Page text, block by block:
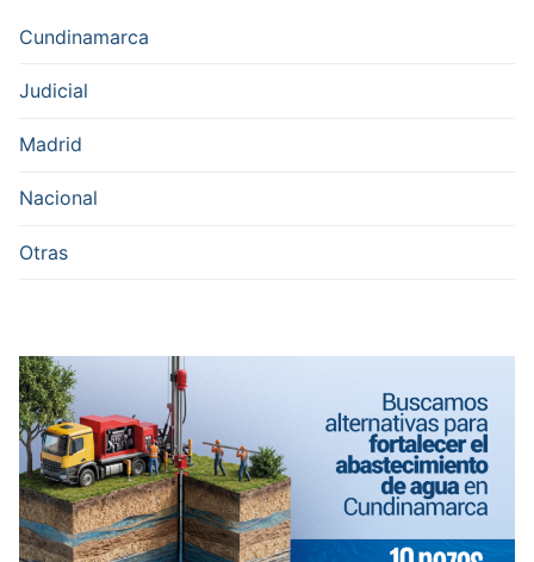
Cundinamarca
Judicial
Madrid
Nacional
Otras